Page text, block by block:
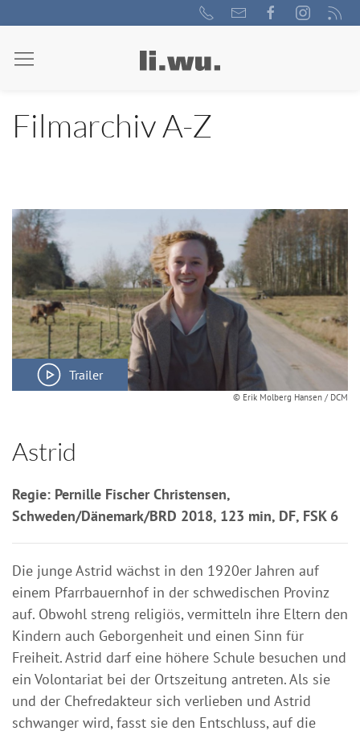
Filmarchiv A-Z
Trailer
© Erik Molberg Hansen / DCM
Astrid
Regie: Pernille Fischer Christensen,
Schweden/Dänemark/BRD 2018, 123 min, DF, FSK 6
Die junge Astrid wächst in den 1920er Jahren auf
einem Pfarrbauernhof in der schwedischen Provinz
auf. Obwohl streng religiös, vermitteln ihre Eltern den
Kindern auch Geborgenheit und einen Sinn für
Freiheit. Astrid darf eine höhere Schule besuchen und
ein Volontariat bei der Ortszeitung antreten. Als sie
und der Chefredakteur sich verlieben und Astrid
schwanger wird, fasst sie den Entschluss, auf die